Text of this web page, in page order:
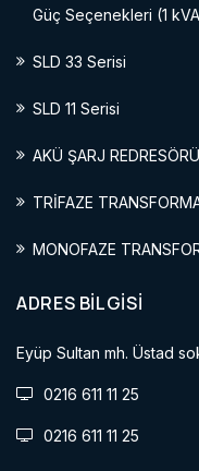
Güç Seçenekleri (1
SLD 33 Serisi
SLD 11 Serisi
AKÜ ŞARJ REDRESÖRÜ
TRİFAZE
MONOFAZE
ADRES BİLGİSİ
Eyüp Sultan mh. Üstad
0216 611 11 25
0216 611 11 25